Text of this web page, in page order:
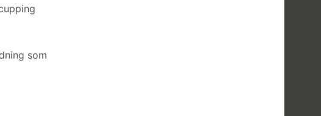
som